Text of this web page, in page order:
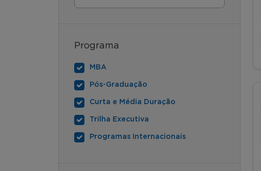
Programa
MBA
Pós-Graduação
Curta e Média Duração
Trilha Executiva
Programas Internacionais